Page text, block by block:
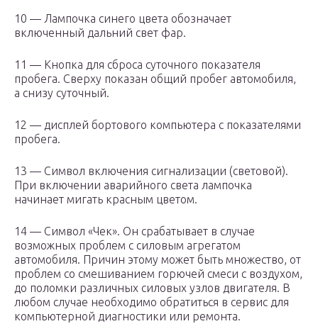
10 — Лампочка синего цвета обозначает
включенный дальний свет фар.
11 — Кнопка для сброса суточного показателя
пробега. Сверху показан общий пробег автомобиля,
а снизу суточный.
12 — дисплей бортового компьютера с показателями
пробега.
13 — Символ включения сигнализации (световой).
При включении аварийного света лампочка
начинает мигать красным цветом.
14 — Символ «Чек». Он срабатывает в случае
возможных проблем с силовым агрегатом
автомобиля. Причин этому может быть множество, от
проблем со смешиванием горючей смеси с воздухом,
до поломки различных силовых узлов двигателя. В
любом случае необходимо обратиться в сервис для
компьютерной диагностики или ремонта.